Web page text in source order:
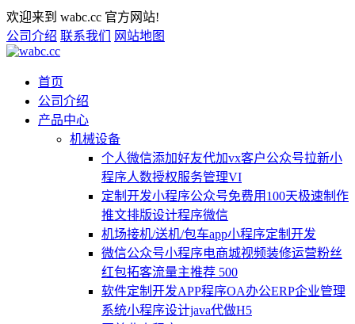
欢迎来到 wabc.cc 官方网站!
公司介绍 联系我们 网站地图
首页
公司介绍
产品中心
机械设备
个人微信添加好友代加vx客户公众号拉新小
程序人数授权服务管理VI
定制开发小程序公众号免费用100天极速制作
推文排版设计程序微信
机场接机/送机/包车app小程序定制开发
微信公众号小程序电商城视频装修运营粉丝
红包拓客流量主推荐 500
软件定制开发APP程序OA办公ERP企业管理
系统小程序设计java代做H5